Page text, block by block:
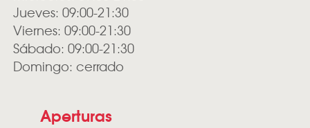
Jueves: 09:00-21:30
Viernes: 09:00-21:30
Sábado: 09:00-21:30
Domingo: cerrado
Aperturas